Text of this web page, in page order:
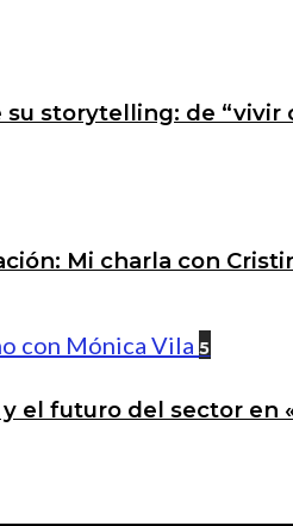
storytelling: de
Mi charla con
5
el futuro del sector en